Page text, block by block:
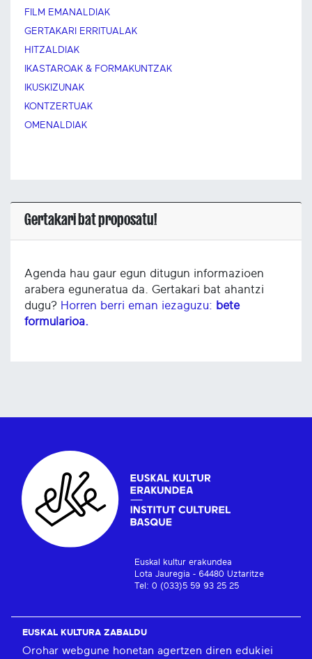
FILM EMANALDIAK
GERTAKARI ERRITUALAK
HITZALDIAK
IKASTAROAK & FORMAKUNTZAK
IKUSKIZUNAK
KONTZERTUAK
OMENALDIAK
Gertakari bat proposatu!
Agenda hau gaur egun ditugun informazioen
arabera eguneratua da. Gertakari bat ahantzi
dugu? Horren berri eman iezaguzu: bete
formularioa.
Euskal kultur erakundea
Lota Jauregia - 64480 Uztaritze
Tel: 0 (033)5 59 93 25 25
EUSKAL KULTURA ZABALDU
Orohar webgune honetan agertzen diren edukiei